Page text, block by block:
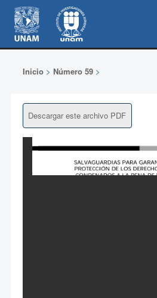
Inicio> Número 59>
Descargar este archivo PDF